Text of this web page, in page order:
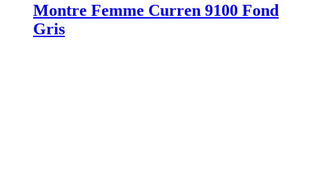
Montre Femme Curren 9100 Fond
Gris